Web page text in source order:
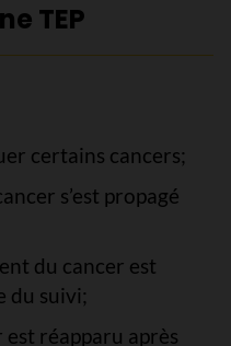
TEP
certains cancers;
s’est propagé
du cancer est
du suivi;
réapparu après